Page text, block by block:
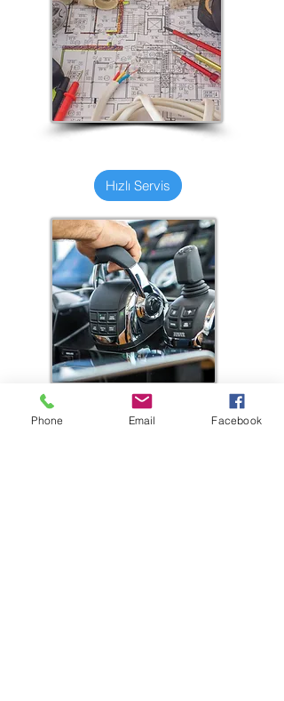
Hızlı Servis
Phone Email Facebook